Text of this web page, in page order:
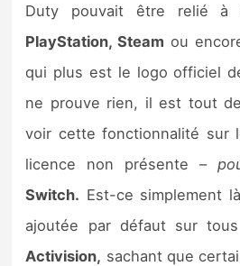
Duty pouvait être relié à
PlayStation, Steam ou
qui plus est le logo officiel
ne prouve rien, il est tout
voir cette fonctionnalité sur
licence non présente –
Switch. Est-ce simplement
ajoutée par défaut sur
Activision, sachant que